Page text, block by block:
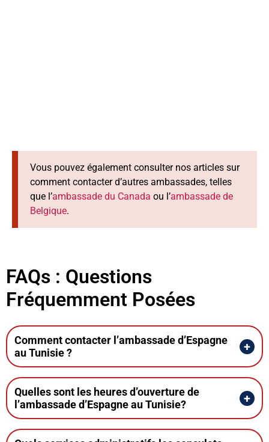
Vous pouvez également consulter nos articles sur
comment contacter d’autres ambassades, telles
que l’ambassade du Canada ou l’ambassade de
Belgique.
FAQs : Questions
Fréquemment Posées
Comment contacter l’ambassade d’Espagne
au Tunisie ?
Quelles sont les heures d’ouverture de
l’ambassade d’Espagne au Tunisie?